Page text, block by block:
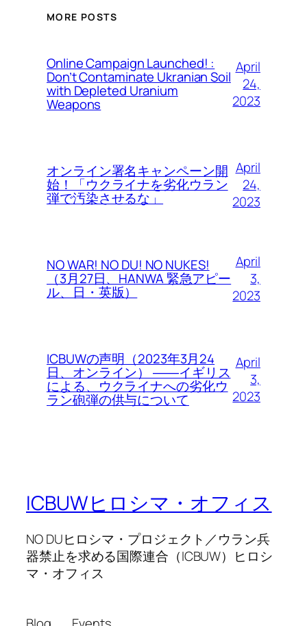
MORE POSTS
Online Campaign Launched! :
Don’t Contaminate Ukranian Soil
with Depleted Uranium
Weapons
April
24,
2023
オンライン署名キャンペーン開
始！「ウクライナを劣化ウラン
弾で汚染させるな」
April
24,
2023
NO WAR! NO DU! NO NUKES!
（3月27日、HANWA 緊急アピー
ル、日・英版）
April
3,
2023
ICBUWの声明（2023年3月24
日、オンライン） ――イギリス
による、ウクライナへの劣化ウ
ラン砲弾の供与について
April
3,
2023
ICBUWヒロシマ・オフィス
NO DUヒロシマ・プロジェクト／ウラン兵
器禁止を求める国際連合（ICBUW）ヒロシ
マ・オフィス